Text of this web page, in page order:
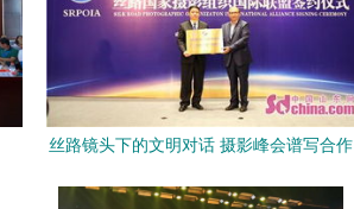
丝路镜头下的文明对话 摄影峰会谱写合作